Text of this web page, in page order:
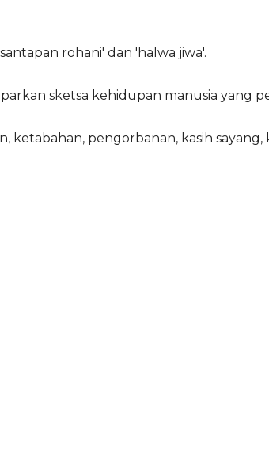
rohani' dan 'halwa jiwa'.
sketsa kehidupan manusia yang
ketabahan, pengorbanan, kasih